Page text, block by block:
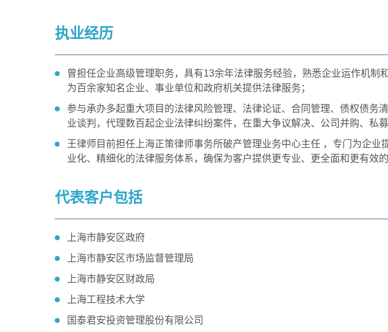
执业经历
曾担任企业高级管理职务，具有13余年法律服务经验，熟悉企业运作机
为百余家知名企业、事业单位和政府机关提供法律服务；
参与承办多起重大项目的法律风险管理、法律论证、合同管理、债权债务
业谈判，代理数百起企业法律纠纷案件，在重大争议解决、公司并购、私
王律师目前担任上海正策律师事务所破产管理业务中心主任 ，专门为企
业化、精细化的法律服务体系，确保为客户提供更专业、更全面和更有效
代表客户包括
上海市静安区政府
上海市静安区市场监督管理局
上海市静安区财政局
上海工程技术大学
国泰君安投资管理股份有限公司